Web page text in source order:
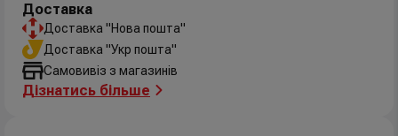
Доставка
Доставка "Нова пошта"
Доставка "Укр пошта"
Самовивіз з магазинів
Дізнатись більше